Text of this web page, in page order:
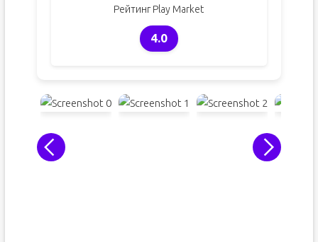
Рейтинг Play Market
4.0